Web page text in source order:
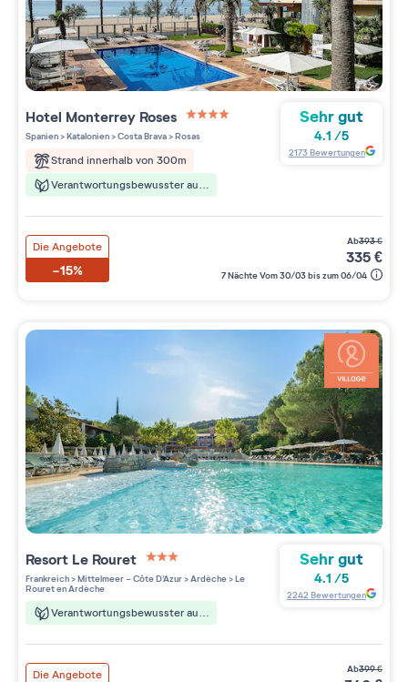
Hotel Monterrey Roses
4 étoiles sur 5
Spanien>Katalonien>Costa Brava>Rosas
Strand innerhalb von 300m
Verantwortungsbewusster aufenthalt
Sehr gut
4.1 /5
2173Bewertungen
Die Angebote
-15%
ab393€
335€
7 Nächte Vom 30/03 bis zum 06/04
Resort Le Rouret
3 étoiles sur 5
Frankreich>Mittelmeer - Côte D'Azur>Ardèche>Le
Rouret en Ardèche
Verantwortungsbewusster aufenthalt
Sehr gut
4.1 /5
2242 Bewertungen
Die Angebote ab399€